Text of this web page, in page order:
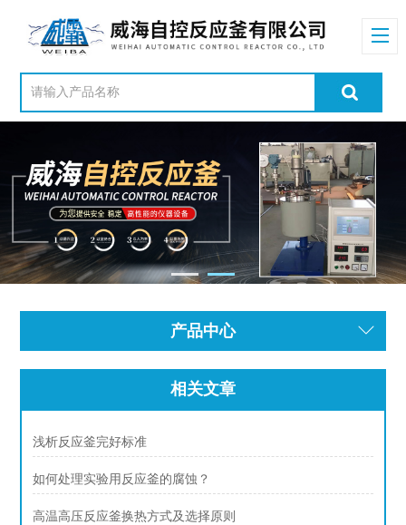
产品中心
相关文章
浅析反应釜完好标准
如何处理实验用反应釜的腐蚀？
高温高压反应釜换热方式及选择原则